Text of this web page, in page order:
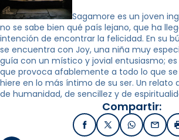
Sagamore es un joven
no se sabe bien qué país lejano, que ha
intención de encontrar la felicidad. En su
se encuentra con Joy, una niña muy
guía con un místico y jovial entusiasmo;
que provoca afablemente a todo lo que
hiere en lo más íntimo de su ser. Un relato
de humanidad, de sencillez y de
Compartir:
FacebookX / TwitterWhatsApp
Email